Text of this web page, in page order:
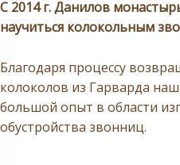
С 2014 г. Данилов
научиться колокольным
Благодаря процессу
колоколов из Гарварда
большой опыт в области
обустройства звонниц.